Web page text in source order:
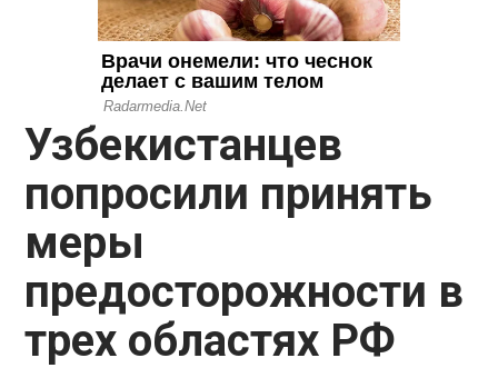
Узбекистанцев
попросили принять
меры
предосторожности в
трех областях РФ